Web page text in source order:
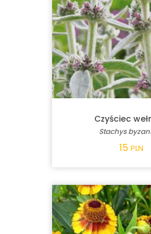
Czyściec
Stachys
15 PLN